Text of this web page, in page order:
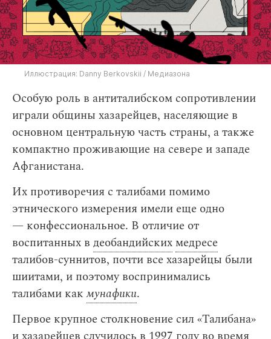
Иллюстрация: Danny Berkovskii / Медиазона
Особую роль в антиталибском сопротивлении
играли общины хазарейцев, населяющие в
основном центральную часть страны, а также
компактно проживающие на севере и западе
Афганистана.
Их противоречия с талибами помимо
этнического измерения имели еще одно
— конфессиональное. В отличие от
воспитанных в деобандийских медресе
талибов-суннитов, почти все хазарейцы были
шиитами, и поэтому воспринимались
талибами какмунафики.
Первое крупное столкновение сил «‎Талибана»‎